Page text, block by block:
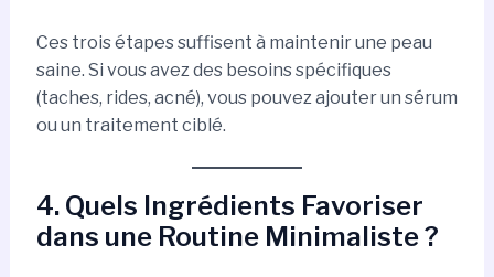
Ces trois étapes suffisent à maintenir une peau
saine. Si vous avez des besoins spécifiques
(taches, rides, acné), vous pouvez ajouter un sérum
ou un traitement ciblé.
4. Quels Ingrédients Favoriser
dans une Routine Minimaliste ?